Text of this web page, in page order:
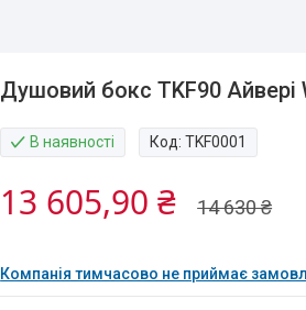
Душовий бокс TKF90 Айвері
В наявності Код:TKF0001
14 630 ₴
13 605,90 ₴
Компанія тимчасово не приймає